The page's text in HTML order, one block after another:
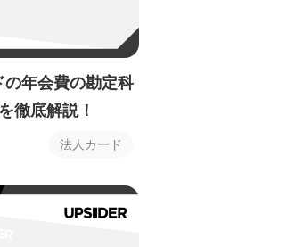
年会費の勘定科
徹底解説！
法人カード